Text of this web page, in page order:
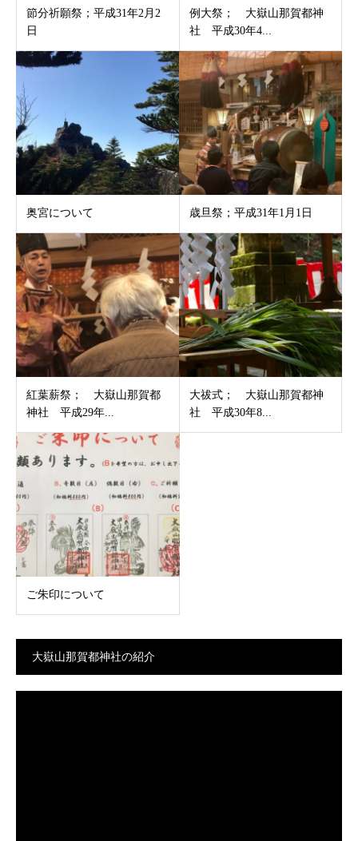
節分祈願祭；平成31年2月2
日
例大祭； 大嶽山那賀都神
社 平成30年4...
奥宮について 歳旦祭；平成31年1月1日
紅葉薪祭； 大嶽山那賀都
神社 平成29年...
大祓式； 大嶽山那賀都神
社 平成30年8...
ご朱印について
大嶽山那賀都神社の紹介